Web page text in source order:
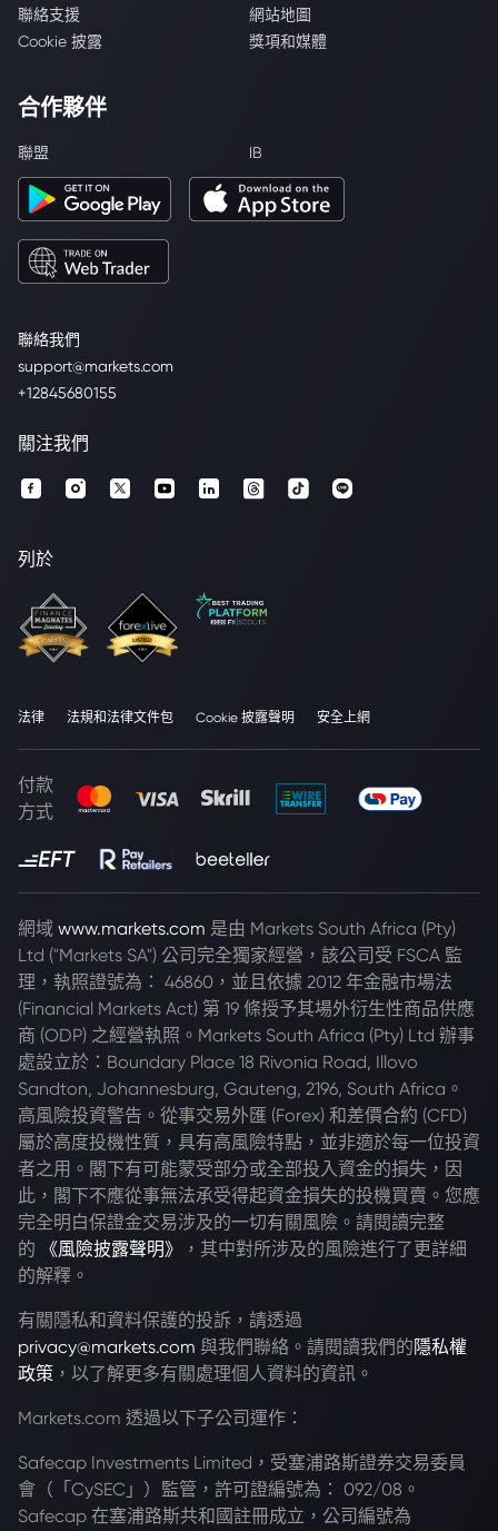
聯絡我們
support@markets.com
+12845680155
聯絡支援
網站地圖
Cookie 披露
獎項和媒體
合作夥伴
聯盟 IB
關注我們
列於
法律 法規和法律文件包 Cookie 披露聲明 安全上網
付款
方式
網域 www.markets.com 是由 Markets South Africa (Pty)
Ltd ("Markets SA") 公司完全獨家經營，該公司受 FSCA 監
理，執照證號為： 46860，並且依據 2012 年金融市場法
(Financial Markets Act) 第 19 條授予其場外衍生性商品供應
商 (ODP) 之經營執照。Markets South Africa (Pty) Ltd 辦事
處設立於：Boundary Place 18 Rivonia Road, Illovo
Sandton, Johannesburg, Gauteng, 2196, South Africa。
高風險投資警告。從事交易外匯 (Forex) 和差價合約 (CFD)
屬於高度投機性質，具有高風險特點，並非適於每一位投資
者之用。閣下有可能蒙受部分或全部投入資金的損失，因
此，閣下不應從事無法承受得起資金損失的投機買賣。您應
完全明白保證金交易涉及的一切有關風險。請閱讀完整
的
《風險披露聲明》
，其中對所涉及的風險進行了更詳細
的解釋。
有關隱私和資料保護的投訴，請透過
privacy@markets.com 與我們聯絡。請閱讀我們的 隱私權
政策 ，以了解更多有關處理個人資料的資訊。
Markets.com 透過以下子公司運作：
Safecap Investments Limited，受塞浦路斯證券交易委員
會（「CySEC」）監管，許可證編號為： 092/08。
Safecap 在塞浦路斯共和國註冊成立，公司編號為